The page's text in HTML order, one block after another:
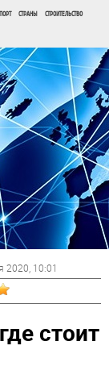
СТРАНЫ СТРОИТЕЛЬСТВО
2020 , 10:01
стоит